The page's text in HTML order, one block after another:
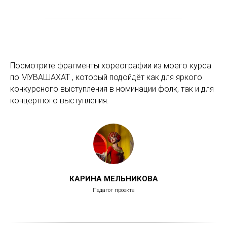
Посмотрите фрагменты хореографии из моего курса
по МУВАШАХАТ , который подойдёт как для яркого
конкурсного выступления в номинации фолк, так и для
концертного выступления.
КАРИНА МЕЛЬНИКОВА
Педагог проекта